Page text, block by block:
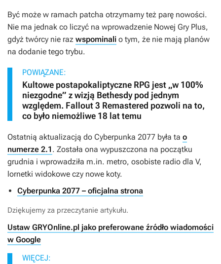
Być może w ramach patcha otrzymamy też parę nowości.
Nie ma jednak co liczyć na wprowadzenie Nowej Gry Plus,
gdyż twórcy nie raz wspominali o tym, że nie mają planów
na dodanie tego trybu.
POWIĄZANE:
Kultowe postapokaliptyczne RPG jest „w 100%
niezgodne” z wizją Bethesdy pod jednym
względem. Fallout 3 Remastered pozwoli na to,
co było niemożliwe 18 lat temu
Ostatnią aktualizacją do Cyberpunka 2077 była ta o
numerze 2.1 . Została ona wypuszczona na początku
grudnia i wprowadziła m.in. metro, osobiste radio dla V,
lornetki widokowe czy nowe koty.
Cyberpunka 2077 – oficjalna strona
Dziękujemy za przeczytanie artykułu.
Ustaw GRYOnline.pl jako preferowane źródło wiadomości
w Google
WIĘCEJ: